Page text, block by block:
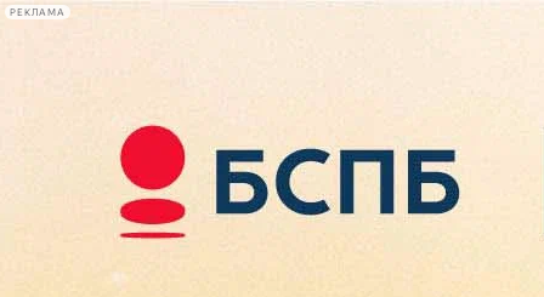
РЕКЛАМА
Сегодня:
2026.08.07
11:06
Афиша Plus